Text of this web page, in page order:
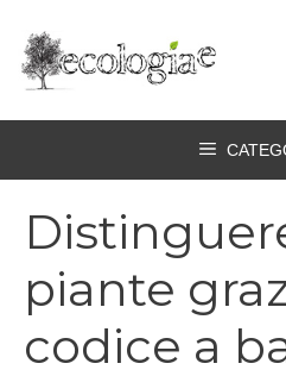
contenuto
piante
codice a